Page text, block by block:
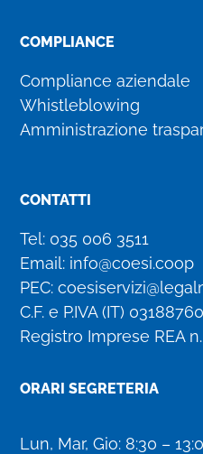
COMPLIANCE
Compliance aziendale
Whistleblowing
Amministrazione
CONTATTI
Tel: 035 006 3511
Email: info@coesi.coop
PEC:
C.F. e P.IVA (IT)
Registro Imprese REA
ORARI SEGRETERIA
Lun, Mar, Gio: 8:30 –